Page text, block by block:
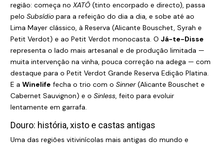
região: começa no XATÔ (tinto encorpado e directo), passa
pelo Subsídio para a refeição do dia a dia, e sobe até ao
Lima Mayer clássico, à Reserva (Alicante Bouschet, Syrah e
Petit Verdot) e ao Petit Verdot monocasta. O Já-te-Disse
representa o lado mais artesanal e de produção limitada —
muita intervenção na vinha, pouca correção na adega — com
destaque para o Petit Verdot Grande Reserva Edição Platina.
E a Winelife fecha o trio com o Sinner(Alicante Bouschet e
Cabernet Sauvignon) e o Sinless, feito para evoluir
lentamente em garrafa.
Douro: história, xisto e castas antigas
Uma das regiões vitivinícolas mais antigas do mundo e